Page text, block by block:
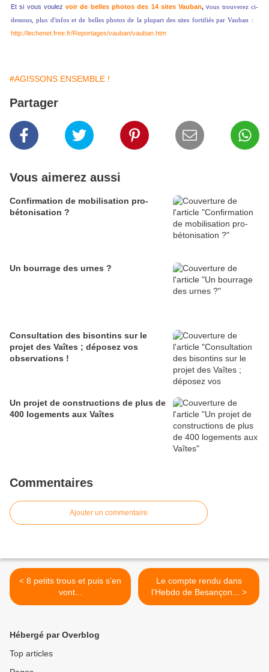
Et si vous voulezvoir de belles photos des 14 sites Vauban, vous trouverez ci-
dessous, plus d'infos et de belles photos de la plupart des sites fortifiés par Vauban :
http://lechenet.free.fr/Reportages/vauban/vauban.htm
#AGISSONS ENSEMBLE !
Partager
Vous aimerez aussi
Confirmation de mobilisation pro-
bétonisation ?
Un bourrage des urnes ?
Consultation des bisontins sur le
projet des Vaîtes ; déposez vos
observations !
Un projet de constructions de plus de
400 logements aux Vaîtes
Commentaires
Ajouter un commentaire
< 8 petits trous et puis s'en
vont...
Le compte rendu dans
l'Hebdo de Besançon... >
Hébergé par Overblog
Top articles